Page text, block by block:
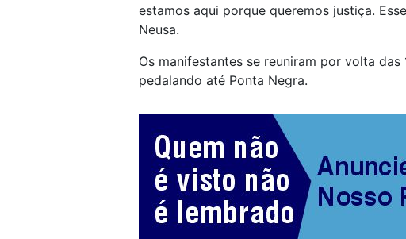
estamos aqui porque queremos justiça.
Neusa.
Os manifestantes se reuniram por volta
pedalando até Ponta Negra.